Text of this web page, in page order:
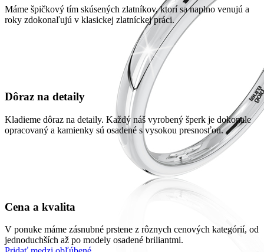
Máme špičkový tím skúsených zlatníkov, ktorí sa naplno venujú a
roky zdokonaľujú v klasickej zlatníckej práci.
Dôraz na detaily
Kladieme dôraz na detaily. Každý náš vyrobený šperk je dokonale
opracovaný a kamienky sú osadené s vysokou presnosťou.
Cena a kvalita
V ponuke máme zásnubné prstene z rôznych cenových kategórií, od
jednoduchších až po modely osadené briliantmi.